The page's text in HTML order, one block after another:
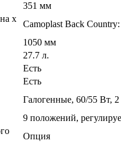
351 мм
х
Camoplast Back
1050 мм
27.7 л.
Есть
Есть
Галогенные, 60/55 Вт,
9 положений,
Опция